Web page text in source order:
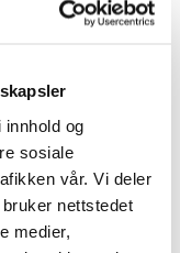
og
sosiale
vår. Vi deler
nettstedet
medier,
für
sowie
zum Fuß des
geführte
Buarbreen